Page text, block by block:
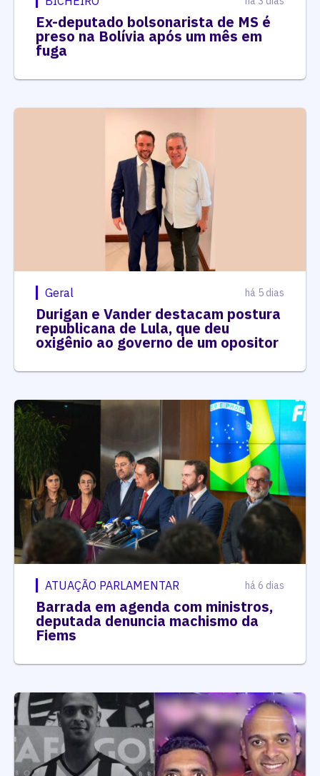
Ex-deputado bolsonarista de MS é
preso na Bolívia após um mês em
fuga
Geral há 5 dias
Durigan e Vander destacam postura
republicana de Lula, que deu
oxigênio ao governo de um opositor
ATUAÇÃO PARLAMENTAR há 6 dias
Barrada em agenda com ministros,
deputada denuncia machismo da
Fiems